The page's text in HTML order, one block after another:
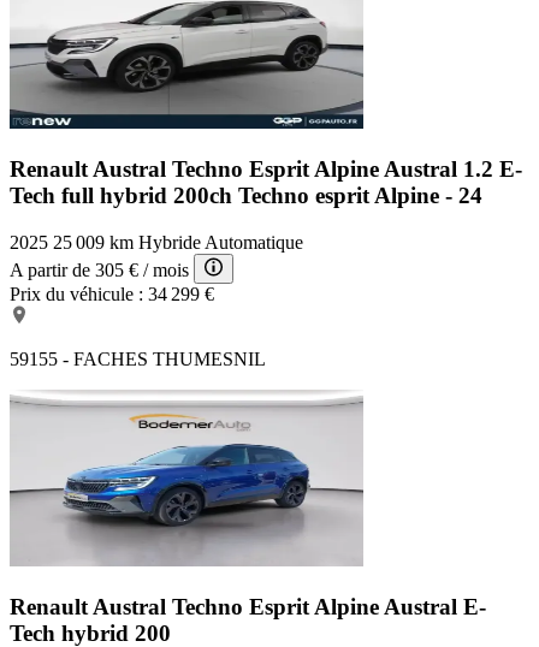
Renault Austral Techno Esprit Alpine Austral 1.2 E-
Tech full hybrid 200ch Techno esprit Alpine - 24
2025 25 009 km Hybride Automatique
A partir de 305 € / mois
Prix du véhicule : 34 299 €
59155 - FACHES THUMESNIL
Renault Austral Techno Esprit Alpine Austral E-
Tech hybrid 200